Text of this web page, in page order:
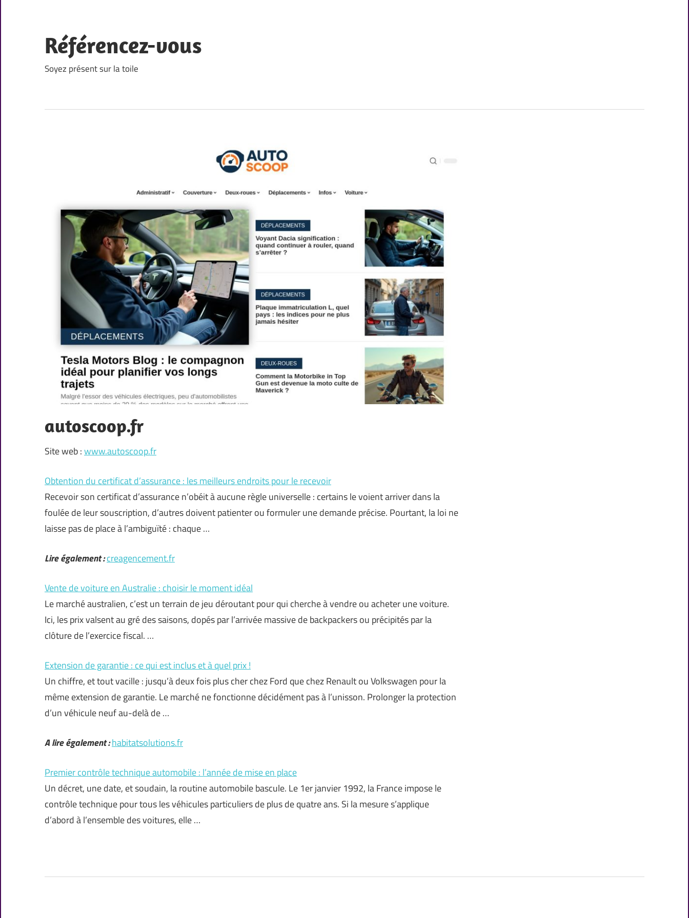
content
Référencez-vous
Soyez présent sur la toile
autoscoop.fr
Site web :www.autoscoop.fr
Obtention du certificat d’assurance : les meilleurs endroits pour le recevoir
Recevoir son certificat d’assurance n’obéit à aucune règle universelle : certains le voient arriver dans la
foulée de leur souscription, d’autres doivent patienter ou formuler une demande précise. Pourtant, la loi ne
laisse pas de place à l’ambiguïté : chaque …
Lire également :creagencement.fr
Vente de voiture en Australie : choisir le moment idéal
Le marché australien, c’est un terrain de jeu déroutant pour qui cherche à vendre ou acheter une voiture.
Ici, les prix valsent au gré des saisons, dopés par l’arrivée massive de backpackers ou précipités par la
clôture de l’exercice fiscal. …
Extension de garantie : ce qui est inclus et à quel prix !
Un chiffre, et tout vacille : jusqu’à deux fois plus cher chez Ford que chez Renault ou Volkswagen pour la
même extension de garantie. Le marché ne fonctionne décidément pas à l’unisson. Prolonger la protection
d’un véhicule neuf au-delà de …
A lire également :habitatsolutions.fr
Premier contrôle technique automobile : l’année de mise en place
Un décret, une date, et soudain, la routine automobile bascule. Le 1er janvier 1992, la France impose le
contrôle technique pour tous les véhicules particuliers de plus de quatre ans. Si la mesure s’applique
d’abord à l’ensemble des voitures, elle …